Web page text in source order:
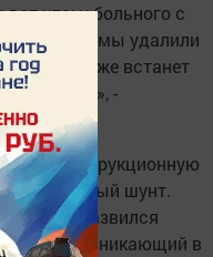
что: у больного с
и голени мы удалили
он уже встанет
-
реконструкционную
бедренный шунт.
развился
возникающий в